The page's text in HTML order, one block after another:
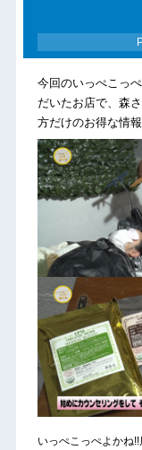
今回のいっぺこっ
だいたお店で、森
方だけのお得な情
いっぺこっぺよかね!!